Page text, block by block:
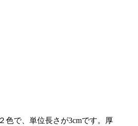
色で、単位長さが3cmです。厚